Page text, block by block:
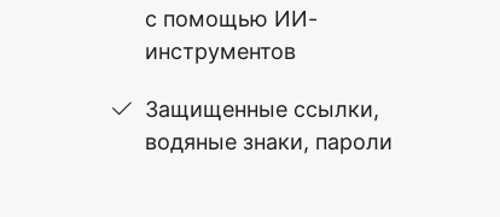
с помощью ИИ-
инструментов
Защищенные ссылки,
водяные знаки, пароли